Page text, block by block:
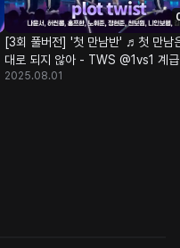
[3회 풀버전] '첫 만남반' ♬첫 만남
대로 되지 않아 - TWS @1vs1 계
2025.08.01